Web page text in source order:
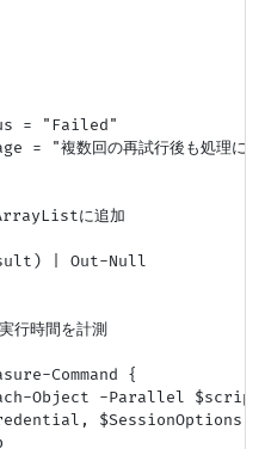
= "Failed"
"複数回の再試行後も処理に失
に追加
| Out-Null
行時間を計測
Command {
Object -Parallel